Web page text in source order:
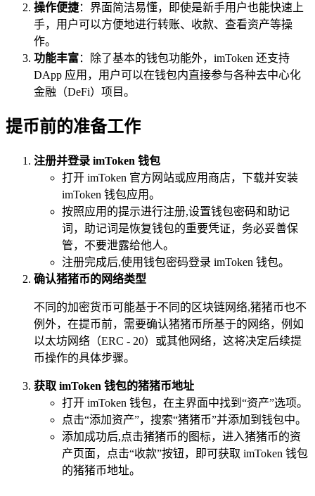
操作便捷：界面简洁易懂，即使是新手用户也能快速上
手，用户可以方便地进行转账、收款、查看资产等操
作。
功能丰富：除了基本的钱包功能外，imToken 还支持
DApp 应用，用户可以在钱包内直接参与各种去中心化
金融（DeFi）项目。
提币前的准备工作
注册并登录 imToken 钱包
打开 imToken 官方网站或应用商店，下载并安装
imToken 钱包应用。
按照应用的提示进行注册,设置钱包密码和助记
词，助记词是恢复钱包的重要凭证，务必妥善保
管，不要泄露给他人。
注册完成后,使用钱包密码登录 imToken 钱包。
确认猪猪币的网络类型
不同的加密货币可能基于不同的区块链网络,猪猪币也不
例外，在提币前，需要确认猪猪币所基于的网络，例如
以太坊网络（ERC - 20）或其他网络，这将决定后续提
币操作的具体步骤。
获取 imToken 钱包的猪猪币地址
打开 imToken 钱包，在主界面中找到“资产”选项。
点击“添加资产”，搜索“猪猪币”并添加到钱包中。
添加成功后,点击猪猪币的图标，进入猪猪币的资
产页面，点击“收款”按钮，即可获取 imToken 钱包
的猪猪币地址。